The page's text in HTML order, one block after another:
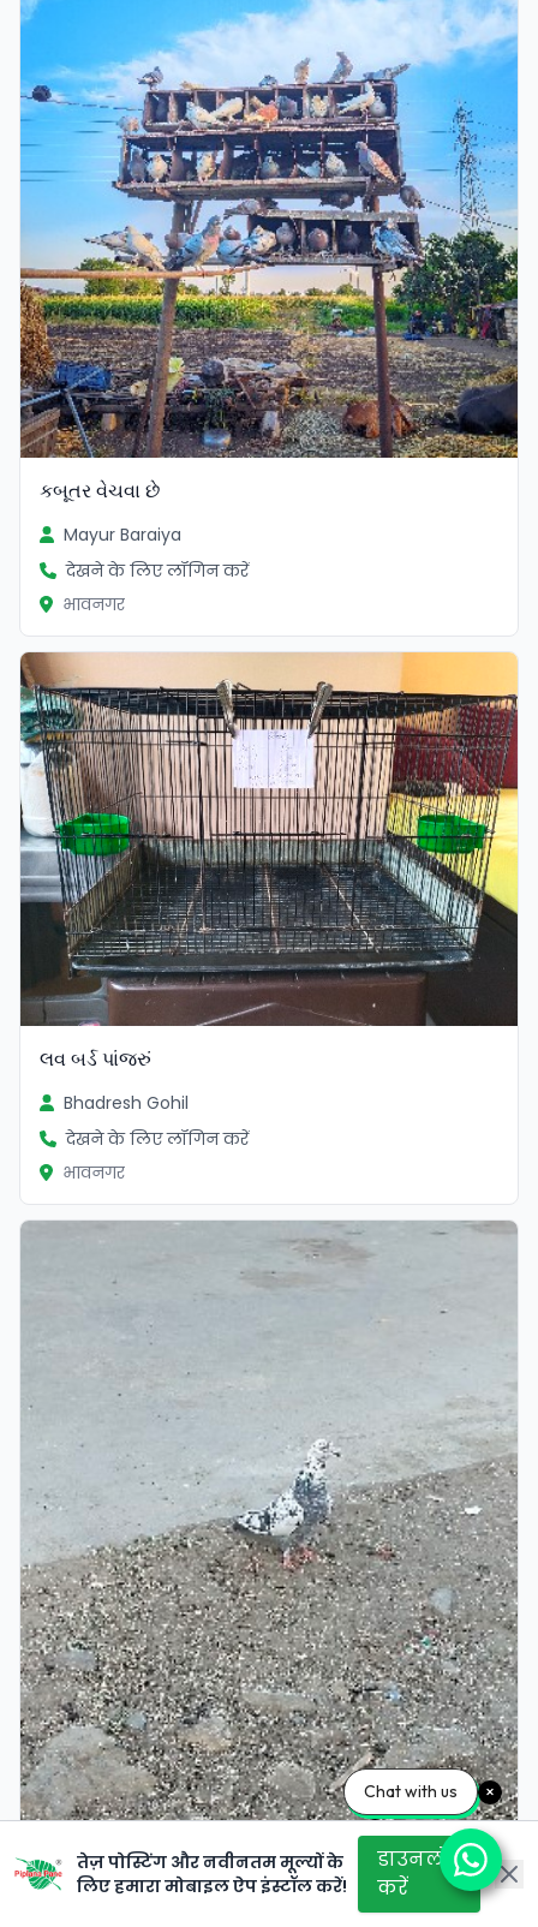
કબૂતર વેચવા છે
Mayur Baraiya
देखने के लिए लॉगिन करें
भावनगर
લવ બર્ડ પાંજરું
Bhadresh Gohil
देखने के लिए लॉगिन करें
भावनगर
तेज़ पोस्टिंग और नवीनतम मूल्यों के
लिए हमारा मोबाइल ऐप इंस्टॉल करें!
डाउनलोड
करें
Chat with us